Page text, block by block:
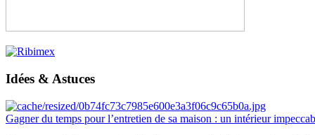
Idées & Astuces
Gagner du temps pour l’entretien de sa maison : un intérieur